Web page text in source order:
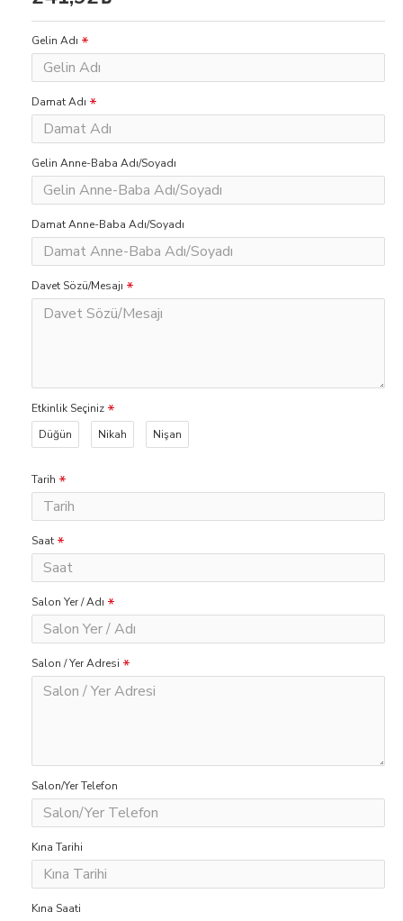
Gelin Adı
Damat Adı
Gelin Anne-Baba Adı/Soyadı
Damat Anne-Baba Adı/Soyadı
Davet Sözü/Mesajı
Etkinlik Seçiniz
Düğün
Nikah Nişan
Tarih
Saat
Salon Yer / Adı
Salon / Yer Adresi
Salon/Yer Telefon
Kına Tarihi
Kına Saati